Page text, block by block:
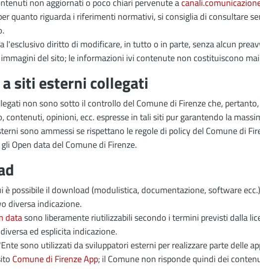
non aggiornati o poco chiari pervenute a
quanto riguarda i riferimenti normativi, si consiglia di consultare
l'esclusivo diritto di modificare, in tutto o in parte, senza alcun
del sito; le informazioni ivi contenute non costituiscono
a siti esterni collegati
non sono sotto il controllo del Comune di Firenze che,
contenuti, opinioni, ecc. espresse in tali siti pur garantendo la
sono ammessi se rispettano le regole di policy del Comune di
Open data del Comune di Firenze.
è possibile il download (modulistica, documentazione, software
diversa indicazione.
datasono liberamente riutilizzabili secondo i termini previsti dalla
ed esplicita indicazione.
sono utilizzati da sviluppatori esterni per realizzare parte delle
Comune di Firenze App; il Comune non risponde quindi dei